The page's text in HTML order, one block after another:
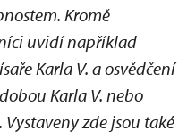
Kromě
uvidí například
Karla V. a osvědčení
Karla V. nebo
zde jsou také